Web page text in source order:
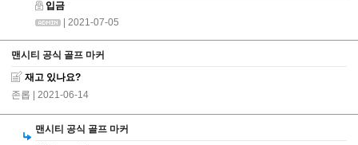
입금
| 2021-07-05
맨시티 공식 골프 마커
재고 있나요?
존롭
| 2021-06-14
맨시티 공식 골프 마커